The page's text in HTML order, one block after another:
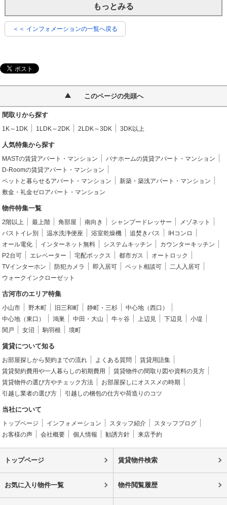
もっとみる
＜＜ インフォメーションの一覧へ戻る
このページの先頭へ
間取りから探す
1K～1DK 1LDK～2DK 2LDK～3DK 3DK以上
人気特集から探す
MASTの賃貸アパート・マンション
パナホームの賃貸アパート・マンション
D-Roomの賃貸アパート・マンション
ペットと暮らせるアパート・マンション
新築・築浅アパート・マンション
敷金・礼金ゼロアパート・マンション
物件特集一覧
2階以上 最上階 角部屋 南向き シャンプードレッサー
メゾネット
バストイレ別
温水洗浄便座 浴室乾燥機 追焚きバス
IHコンロ
オール電化
インターネット無料 システムキッチン
カウンターキッチン
P2台可
エレベーター 宅配ボックス 都市ガス
オートロック
TVインターホン
防犯カメラ 即入居可 ペット相談可
二人入居可
ウォークインクローゼット
古河市のエリア特集
小山市 野木町 旧三和町 静町・三杉
中心地（西口）
中心地（東口）
鴻巣 中田・大山 牛ヶ谷 上辺見 下辺見
小堤
関戸
女沼 駒羽根 境町
賃貸について知る
お部屋探しから契約までの流れ よくある質問
賃貸用語集
賃貸契約費用や一人暮らしの初期費用
賃貸物件の間取り図や資料の見方
賃貸物件の選び方やチェック方法
お部屋探しにオススメの時期
引越し業者の選び方
引越しの梱包の仕方や荷造りのコツ
当社について
トップページ インフォメーション スタッフ紹介
スタッフブログ
お客様の声
会社概要 個人情報 勧誘方針 来店予約
トップページ 賃貸物件検索
お気に入り物件一覧 物件閲覧履歴